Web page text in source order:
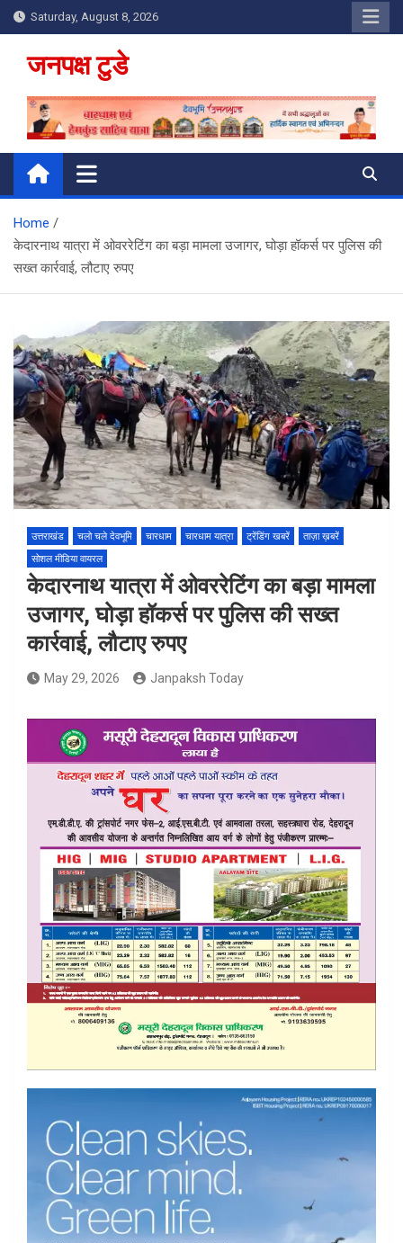
Skip
to
content
Saturday, August 8, 2026
जनपक्ष टुडे
Home
केदारनाथ यात्रा में ओवररेटिंग का बड़ा मामला उजागर, घोड़ा हॉकर्स पर पुलिस की
सख्त कार्रवाई, लौटाए रुपए
उत्तराखंड चलो चले देवभूमि चारधाम चारधाम यात्रा ट्रेंडिंग खबरें
ताज़ा ख़बरें
सोशल मीडिया वायरल
केदारनाथ यात्रा में ओवररेटिंग का बड़ा मामला
उजागर, घोड़ा हॉकर्स पर पुलिस की सख्त
कार्रवाई, लौटाए रुपए
May 29, 2026 Janpaksh Today